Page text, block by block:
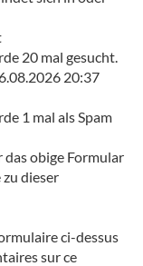
20 mal gesucht.
20:37
1 mal als Spam
obige Formular
dieser
ci-dessus
sur ce